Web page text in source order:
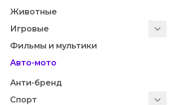
Животные
Игровые
Фильмы и мультики
Авто-мото
Анти-бренд
Спорт